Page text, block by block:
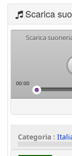
Scarica
Scarica
00:00
Categoria :